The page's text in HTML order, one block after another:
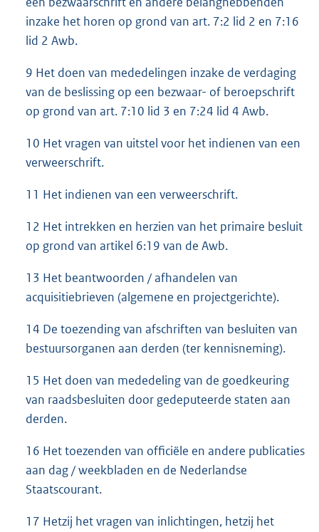
inzake het horen op grond van art. 7:2 lid 2 en 7:16
lid 2 Awb.
9 Het doen van mededelingen inzake de verdaging
van de beslissing op een bezwaar- of beroepschrift
op grond van art. 7:10 lid 3 en 7:24 lid 4 Awb.
10 Het vragen van uitstel voor het indienen van een
verweerschrift.
11 Het indienen van een verweerschrift.
12 Het intrekken en herzien van het primaire besluit
op grond van artikel 6:19 van de Awb.
13 Het beantwoorden / afhandelen van
acquisitiebrieven (algemene en projectgerichte).
14 De toezending van afschriften van besluiten van
bestuursorganen aan derden (ter kennisneming).
15 Het doen van mededeling van de goedkeuring
van raadsbesluiten door gedeputeerde staten aan
derden.
16 Het toezenden van officiële en andere publicaties
aan dag / weekbladen en de Nederlandse
Staatscourant.
17 Hetzij het vragen van inlichtingen, hetzij het